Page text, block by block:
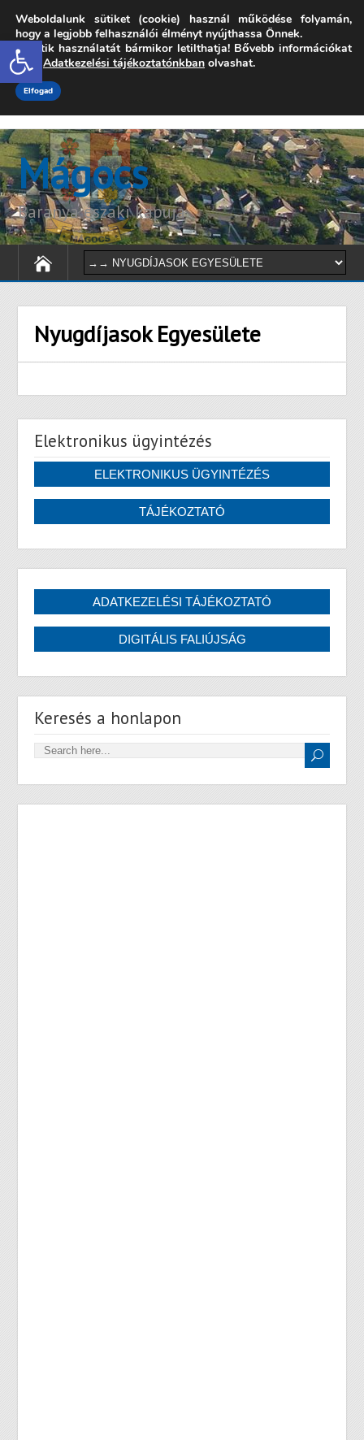
Open toolbar
7342 Mágocs, Szabadság utca 39.
onkormanyzat@magocs.hu +36 (72) 451 110
Elérhetőségek
Mágocs
Baranya északi kapuja
Nyugdíjasok Egyesülete
Elektronikus ügyintézés
Keresés a honlapon
Weboldalunk sütiket (cookie) használ működése folyamán,
hogy a legjobb felhasználói élményt nyújthassa Önnek.
A sütik használatát bármikor letilthatja! Bővebb információkat
erről Adatkezelési tájékoztatónkban olvashat.
Elfogad